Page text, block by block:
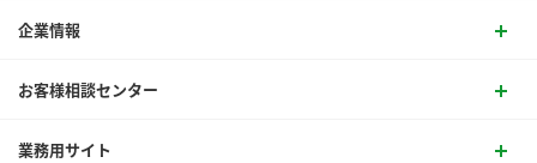
企業情報
お客様相談センター
業務用サイト